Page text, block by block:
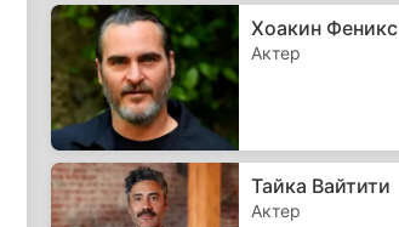
Хоакин Феникс
Актер
Тайка Вайтити
Актер